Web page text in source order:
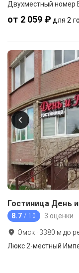
Двухместный номер
от 2 059 ₽ для 2
Гостиница День
8.7 / 10 3 оценки
Омск · 3380 м до
Люкс 2-местный